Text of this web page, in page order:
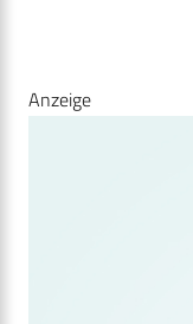
Anzeige